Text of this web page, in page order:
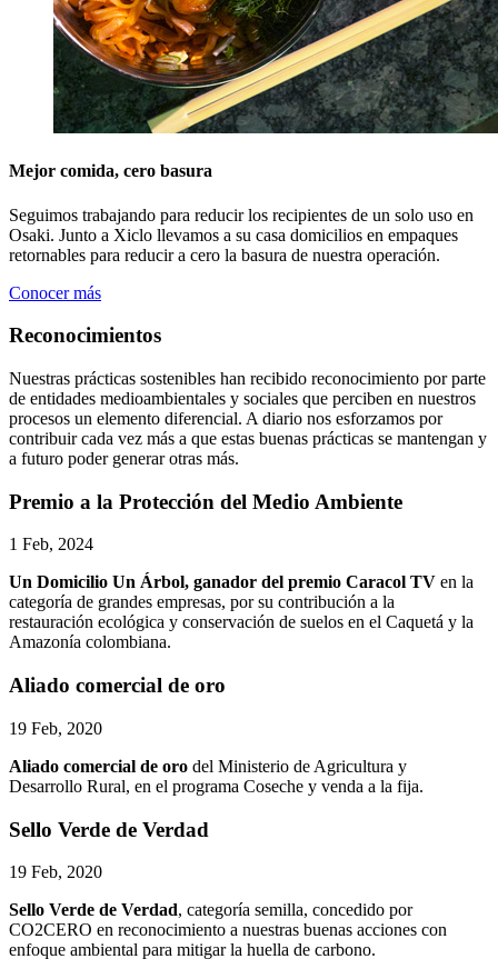
Mejor comida, cero basura
Seguimos trabajando para reducir los recipientes de un solo uso en
Osaki. Junto a Xiclo llevamos a su casa domicilios en empaques
retornables para reducir a cero la basura de nuestra operación.
Conocer más
Reconocimientos
Nuestras prácticas sostenibles han recibido reconocimiento por parte
de entidades medioambientales y sociales que perciben en nuestros
procesos un elemento diferencial. A diario nos esforzamos por
contribuir cada vez más a que estas buenas prácticas se mantengan y
a futuro poder generar otras más.
Premio a la Protección del Medio Ambiente
1 Feb, 2024
Un Domicilio Un Árbol, ganador del premio Caracol TV en la
categoría de grandes empresas, por su contribución a la
restauración ecológica y conservación de suelos en el Caquetá y la
Amazonía colombiana.
Aliado comercial de oro
19 Feb, 2020
Aliado comercial de oro del Ministerio de Agricultura y
Desarrollo Rural, en el programa Coseche y venda a la fija.
Sello Verde de Verdad
19 Feb, 2020
Sello Verde de Verdad, categoría semilla, concedido por
CO2CERO en reconocimiento a nuestras buenas acciones con
enfoque ambiental para mitigar la huella de carbono.